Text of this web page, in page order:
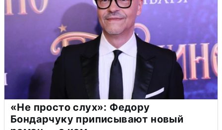
«Не просто слух»: Федору
Бондарчуку приписывают новый